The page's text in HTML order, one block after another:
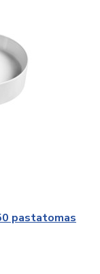
pastatomas